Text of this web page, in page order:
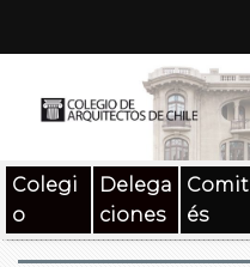
Documentos
Colegi
o
Delega
ciones
Comit
és